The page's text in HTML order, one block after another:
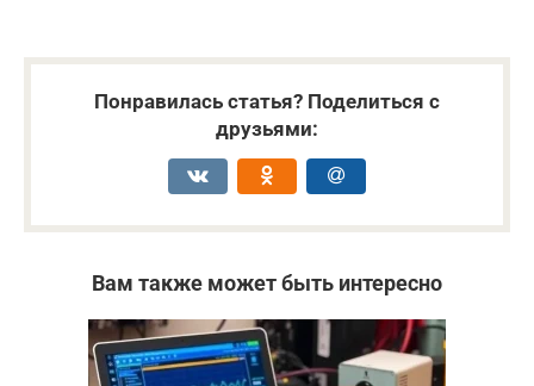
Понравилась статья? Поделиться с
друзьями:
Вам также может быть интересно